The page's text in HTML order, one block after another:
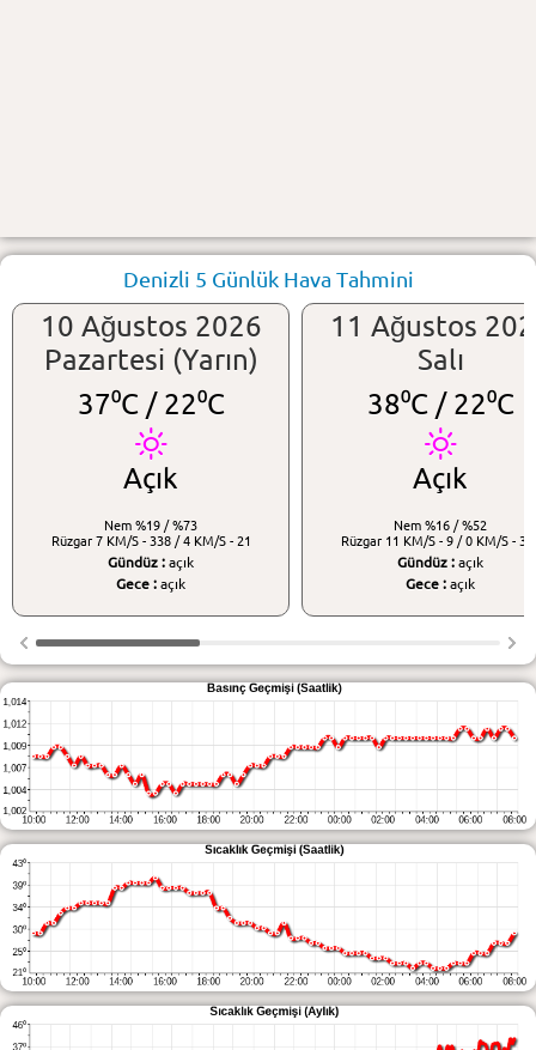
Denizli 5 Günlük Hava Tahmini
10 Ağustos 2026
Pazartesi (Yarın)
37⁰C /22⁰C
Açık
Nem %19 / %73
Rüzgar 7 KM/S - 338 / 4 KM/S - 21
Gündüz : açık
Gece : açık
11 Ağustos
Salı
38⁰C /22⁰C
Açık
Nem %16 / %52
Rüzgar 11 KM/S - 9 / 0 KM/S -
Gündüz : açık
Gece : açık